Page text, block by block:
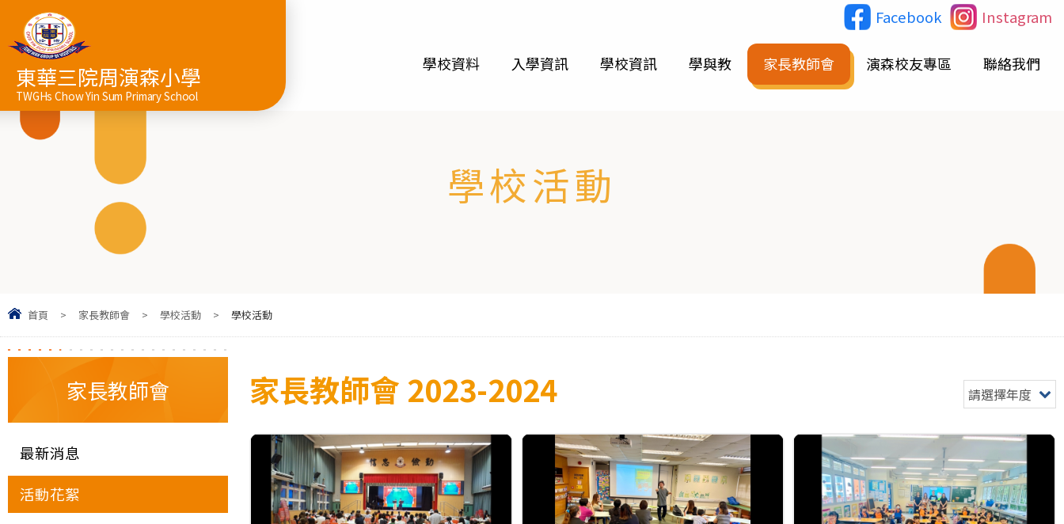
東華三院周演森小學
TWGHs Chow Yin Sum Primary School
Facebook Instagram
學校資料 入學資訊 學校資訊 學與教 家長教師會 演森校友專區 聯絡我們
學校活動
首頁 > 家長教師會 > 學校活動 > 學校活動
家長教師會 2023-2024 請選擇年度
家長教師會
最新消息
活動花絮